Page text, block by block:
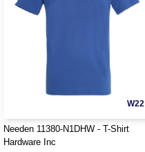
W22
Needen 11380-N1DHW - T-Shirt
Hardware Inc